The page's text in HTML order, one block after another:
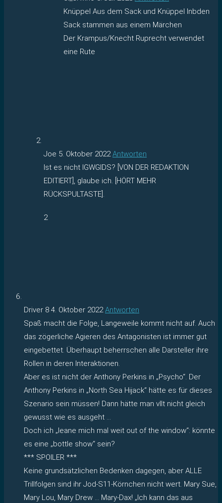
Knüppel Aus dem Sack und Knüppel Inbden
Sack stammen aus einem Märchen
Der Krampus/Knecht Ruprecht verwendet
eine Rute
Joe 5. Oktober 2022 Antworten
Ist es nicht IGWGIDS? [VON DER REDAKTION
EDITIERT], glaube ich. [HÖRT MEHR
RÜCKSPULTASTE].
2
Driver 8 4. Oktober 2022 Antworten
Spaß macht die Folge, Langeweile kommt nicht auf. Auch
das zögerliche Agieren des Antagonisten ist immer gut
eingebettet. Überhaupt beherrschen alle Darsteller ihre
Rollen in deren Interaktionen.
Aber es ist nicht der Anthony Perkins in „Psycho“. Der
Anthony Perkins in „North Sea Hijack“ hätte es für dieses
Szenario sein müssen! Dann hätte man vllt nicht gleich
gewusst wie es ausgeht …
Doch ich „leane mich mal weit out of the window“: könnte
es eine „bottle show“ sein?
*** SPOILER ***
Keine grundsätzlichen Bedenken dagegen, aber ALLE
Trillfolgen sind ihr Jod-S11-Körnchen nicht wert. Mary Sue,
Mary Lou, Mary Drew … Mary-Dax! „Ich kann das aus